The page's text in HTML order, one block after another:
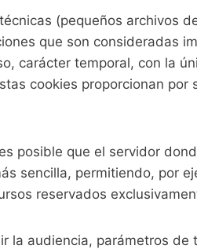
(pequeños archivos
que son consideradas
carácter temporal, con la
cookies proporcionan
posible que el servidor
sencilla, permitiendo, por
reservados
la audiencia, parámetros